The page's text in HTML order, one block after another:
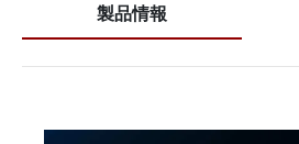
製品情報